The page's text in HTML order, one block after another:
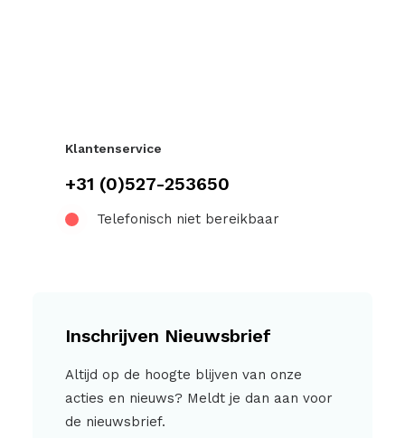
Klantenservice
+31 (0)527-253650
Telefonisch niet bereikbaar
Inschrijven Nieuwsbrief
Altijd op de hoogte blijven van onze
acties en nieuws? Meldt je dan aan voor
de nieuwsbrief.